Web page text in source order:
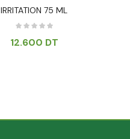
IRRITATION 75 ML
12.600 DT